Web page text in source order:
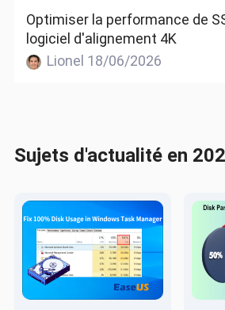
Optimiser la performance de
logiciel d'alignement 4K
Lionel 18/06/2026
Sujets d'actualité en